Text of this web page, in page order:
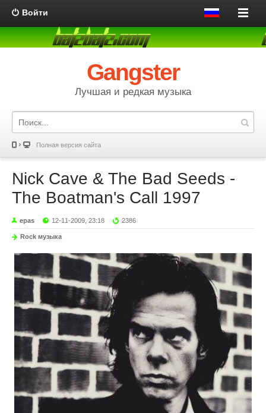
Войти
Gangster
Лучшая и редкая музыка
Полная версия сайта
Nick Cave & The Bad Seeds -
The Boatman's Call 1997
epas 12-11-2009, 23:18 2386
Rock музыка